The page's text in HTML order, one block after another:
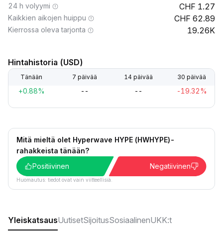
24 h volyymi 1.27
Kaikkien aikojen huippu 62.89
Kierrossa oleva tarjonta 19.26K
Hintahistoria (USD)
Tänään 7 päivää 14 päivää 30 päivää
+0.88% -- -- -19.32%
Mitä mieltä olet Hyperwave HYPE (HWHYPE)-
rahakkeista tänään?
Positiivinen
Negatiivinen
Huomautus: tiedot ovat vain viitteellisiä.
YleiskatsausUutisetSijoitusSosiaalinenUKK:t